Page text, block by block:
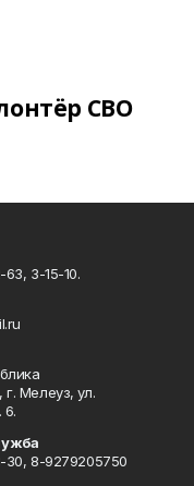
СВО
3-15-10.
г. Мелеуз, ул.
6.
30, 8-9279205750